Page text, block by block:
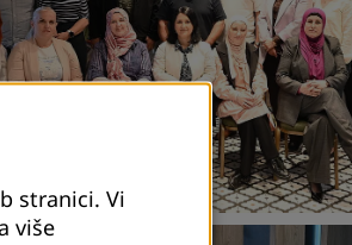
stranici. Vi
više